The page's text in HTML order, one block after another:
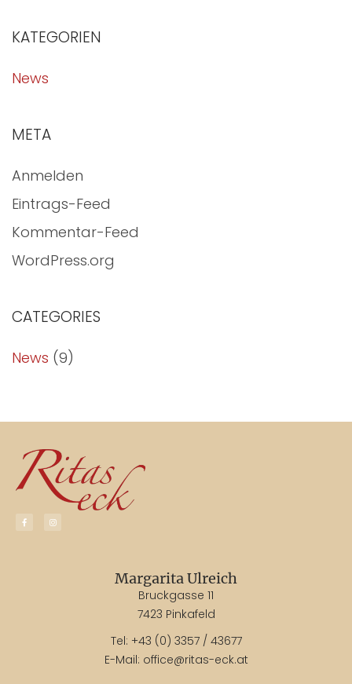
KATEGORIEN
News
META
Anmelden
Eintrags-Feed
Kommentar-Feed
WordPress.org
CATEGORIES
News (9)
Margarita Ulreich
Bruckgasse 11
7423 Pinkafeld
Tel: +43 (0) 3357 / 43677
E-Mail: office@ritas-eck.at